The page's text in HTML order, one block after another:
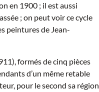
en 1900 ; il est aussi
; on peut voir ce cycle
peintures de Jean-
formés de cinq pièces
d’un même retable
pour le second sa région